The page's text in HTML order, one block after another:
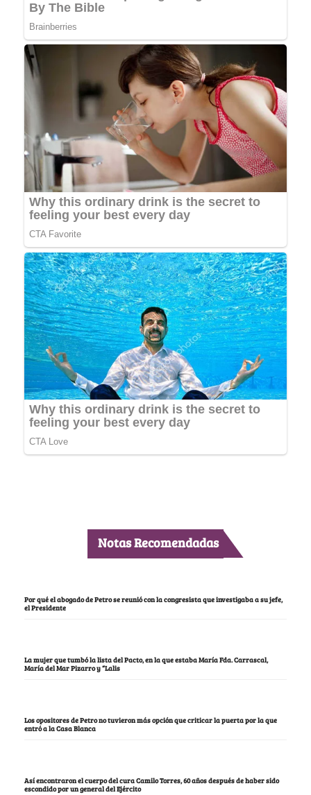
Notas Recomendadas
Por qué el abogado de Petro se reunió con la congresista que investigaba a su jefe,
el Presidente
La mujer que tumbó la lista del Pacto, en la que estaba María Fda. Carrascal,
María del Mar Pizarro y “Lalis
Los opositores de Petro no tuvieron más opción que criticar la puerta por la que
entró a la Casa Blanca
Así encontraron el cuerpo del cura Camilo Torres, 60 años después de haber sido
escondido por un general del Ejército